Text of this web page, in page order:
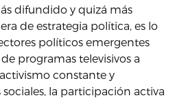
difundido y quizá más
de estrategia política, es lo
políticos emergentes
programas televisivos a
constante y
la participación activa